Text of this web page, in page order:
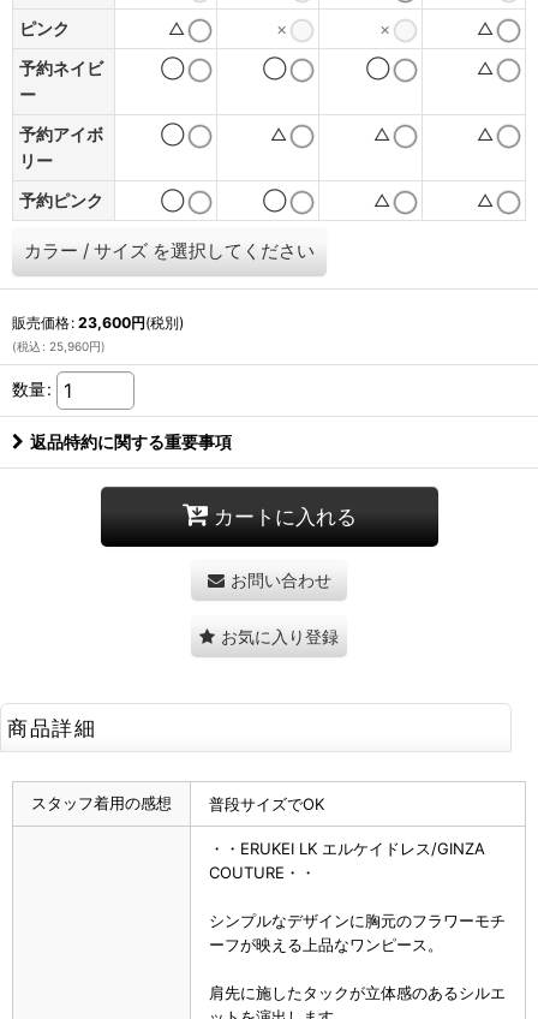
ピンク
△ × ×
△
予約ネイビ
ー
◯ ◯ ◯ △
予約アイボ
リー
◯ △ △ △
予約ピンク ◯ ◯ △ △
カラー / サイズ を選択してください
販売価格: 23,600円(税別)
(税込 : 25,960円)
数量:
返品特約に関する重要事項
カートに入れる
お問い合わせ
お気に入り登録
商品詳細
スタッフ着用の感想 普段サイズでOK
・・ERUKEI LK エルケイドレス/GINZA
COUTURE・・
シンプルなデザインに胸元のフラワーモチ
ーフが映える上品なワンピース。
肩先に施したタックが立体感のあるシルエ